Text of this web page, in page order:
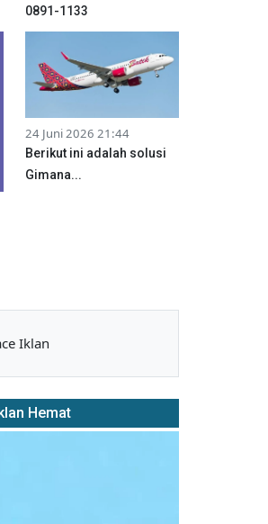
0891-1133
24 Juni 2026 21:44
Berikut ini adalah solusi
Gimana...
Iklan
Hemat